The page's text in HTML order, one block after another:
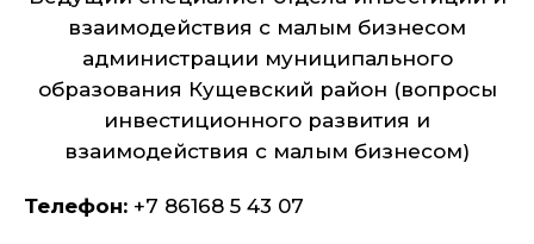
взаимодействия с малым бизнесом
администрации муниципального
образования Кущевский район (вопросы
инвестиционного развития и
взаимодействия с малым бизнесом)
Телефон: +7 86168 5 43 07